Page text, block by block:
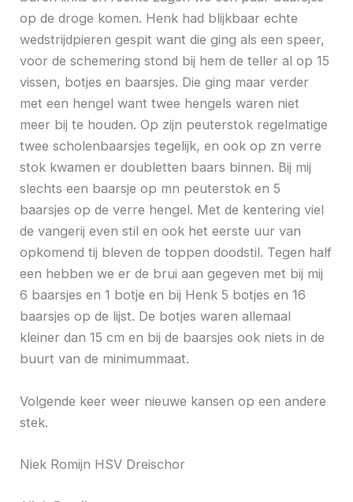
op de droge komen. Henk had blijkbaar echte
wedstrijdpieren gespit want die ging als een speer,
voor de schemering stond bij hem de teller al op 15
vissen, botjes en baarsjes. Die ging maar verder
met een hengel want twee hengels waren niet
meer bij te houden. Op zijn peuterstok regelmatige
twee scholenbaarsjes tegelijk, en ook op zn verre
stok kwamen er doubletten baars binnen. Bij mij
slechts een baarsje op mn peuterstok en 5
baarsjes op de verre hengel. Met de kentering viel
de vangerij even stil en ook het eerste uur van
opkomend tij bleven de toppen doodstil. Tegen half
een hebben we er de brui aan gegeven met bij mij
6 baarsjes en 1 botje en bij Henk 5 botjes en 16
baarsjes op de lijst. De botjes waren allemaal
kleiner dan 15 cm en bij de baarsjes ook niets in de
buurt van de minimummaat.
Volgende keer weer nieuwe kansen op een andere
stek.
Niek Romijn HSV Dreischor